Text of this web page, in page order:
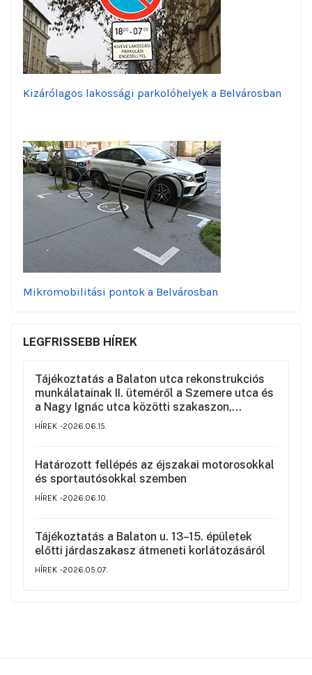
Kizárólagos lakossági parkolóhelyek a Belvárosban
Mikromobilitási pontok a Belvárosban
LEGFRISSEBB HÍREK
Tájékoztatás a Balaton utca rekonstrukciós
munkálatainak II. üteméről a Szemere utca és
a Nagy Ignác utca közötti szakaszon,
valamint a környék ideiglenes forgalmi
HÍREK 2026.06.15.
Határozott fellépés az éjszakai motorosokkal
és sportautósokkal szemben
HÍREK 2026.06.10.
Tájékoztatás a Balaton u. 13–15. épületek
előtti járdaszakasz átmeneti korlátozásáról
HÍREK 2026.05.07.